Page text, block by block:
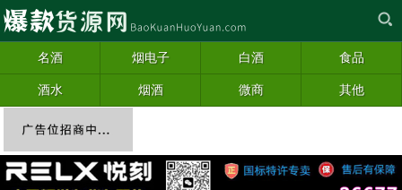
名酒 烟电子 白酒 食品
酒水 烟酒 微商 其他